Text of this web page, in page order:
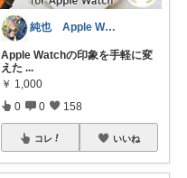
純也 Apple Watch関連紹介
Apple Watchの印象を手軽に変
えた ...
￥ 1,000
0 0 158
コレ いいね